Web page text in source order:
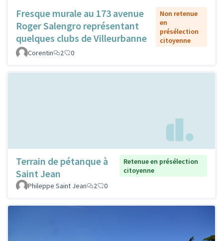
Fresque murale au 173 avenue
Roger Salengro représentant
quelques clubs de Villeurbanne
Non retenue
en
présélection
citoyenne
Corentin
2 0
Terrain de pétanque à
Saint Jean
Retenue en présélection
citoyenne
Phileppe Saint Jean
2 0